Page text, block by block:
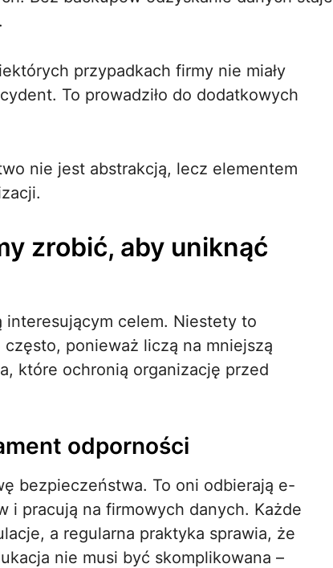
przypadkach firmy nie miały
To prowadziło do dodatkowych
nie jest abstrakcją, lecz elementem
zrobić, aby uniknąć
interesującym celem. Niestety to
ponieważ liczą na mniejszą
które ochronią organizację przed
odporności
bezpieczeństwa. To oni odbierają e-
i pracują na firmowych danych. Każde
a regularna praktyka sprawia, że
nie musi być skomplikowana –